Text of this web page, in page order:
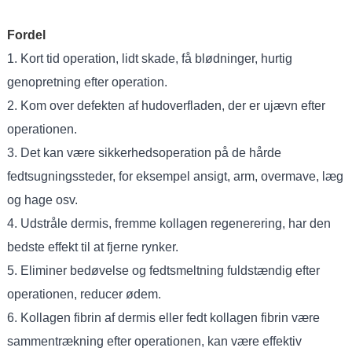
Fordel
1. Kort tid operation, lidt skade, få blødninger, hurtig
genopretning efter operation.
2. Kom over defekten af ​​hudoverfladen, der er ujævn efter
operationen.
3. Det kan være sikkerhedsoperation på de hårde
fedtsugningssteder, for eksempel ansigt, arm, overmave, læg
og hage osv.
4. Udstråle dermis, fremme kollagen regenerering, har den
bedste effekt til at fjerne rynker.
5. Eliminer bedøvelse og fedtsmeltning fuldstændig efter
operationen, reducer ødem.
6. Kollagen fibrin af dermis eller fedt kollagen fibrin være
sammentrækning efter operationen, kan være effektiv